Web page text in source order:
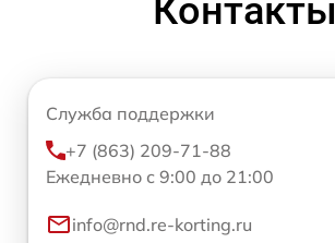
Контакты
Служба поддержки
+7 (863) 209-71-88
Ежедневно с 9:00 до 21:00
info@rnd.re-korting.ru